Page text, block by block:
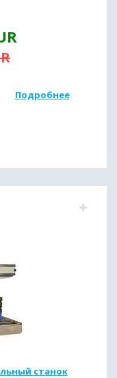
Подробнее
станок